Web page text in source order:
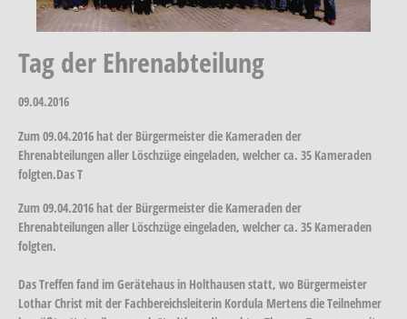
Tag der Ehrenabteilung
09.04.2016
Zum 09.04.2016 hat der Bürgermeister die Kameraden der
Ehrenabteilungen aller Löschzüge eingeladen, welcher ca. 35 Kameraden
folgten.Das T
Zum 09.04.2016 hat der Bürgermeister die Kameraden der
Ehrenabteilungen aller Löschzüge eingeladen, welcher ca. 35 Kameraden
folgten.
Das Treffen fand im Gerätehaus in Holthausen statt, wo Bürgermeister
Lothar Christ mit der Fachbereichsleiterin Kordula Mertens die Teilnehmer